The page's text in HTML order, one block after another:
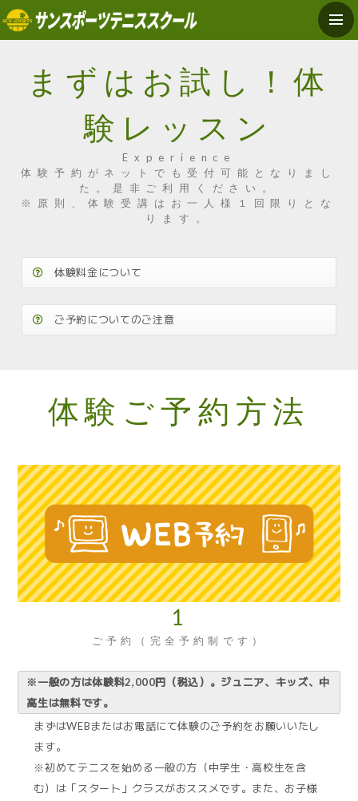
まずはお試し！体
験レッスン
Experience
体験予約がネットでも受付可能となりまし
た。是非ご利用ください。
※原則、体験受講はお一人様１回限りとな
ります。
体験料金について
ご予約についてのご注意
体験ご予約方法
1
ご予約（完全予約制です）
※一般の方は体験料2,000円（税込）。ジュニア、キッズ、中
高生は無料です。
まずはWEBまたはお電話にて体験のご予約をお願いいたし
ます。
※初めてテニスを始める一般の方（中学生・高校生を含
む）は「スタート」クラスがおススメです。また、お子様